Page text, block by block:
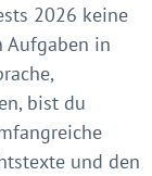
2026 keine
Aufgaben in
bist du
und den